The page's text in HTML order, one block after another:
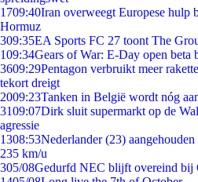
1709:40Iran overweegt Europese hulp
Hormuz
309:35EA Sports FC 27 toont The
109:34Gears of War: E-Day open beta
3609:29Pentagon verbruikt meer
tekort dreigt
2009:23Tanken in België wordt nóg
3109:07Dirk sluit supermarkt op de
agressie
1308:53Nederlander (23)
235 km/u
305/08Gedurfd NEC blijft overeind bij